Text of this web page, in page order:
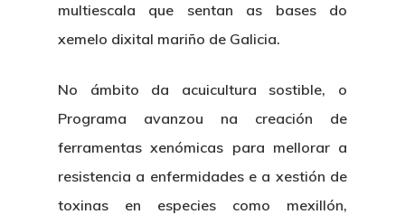
multiescala que sentan as bases do
xemelo dixital mariño de Galicia.
No ámbito da acuicultura sostible, o
Programa avanzou na creación de
ferramentas xenómicas para mellorar a
resistencia a enfermidades e a xestión de
toxinas en especies como mexillón,